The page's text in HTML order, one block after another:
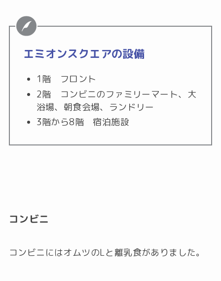
エミオンスクエアの設備
1階 フロント
2階 コンビニのファミリーマート、大
浴場、朝食会場、ランドリー
3階から8階 宿泊施設
コンビニ
コンビニにはオムツのLと離乳食がありました。